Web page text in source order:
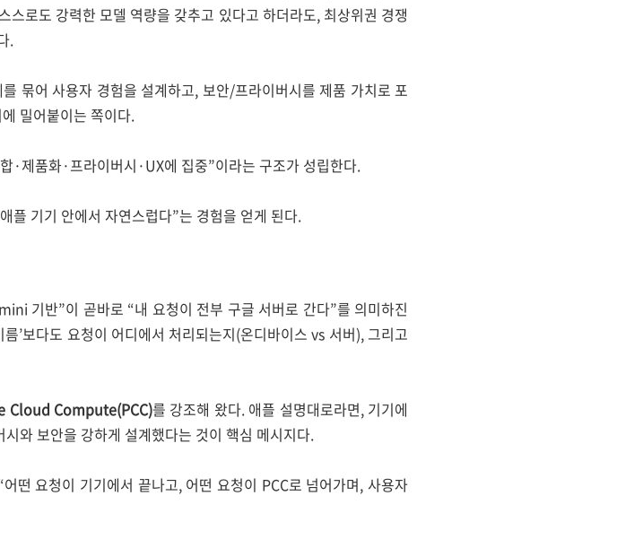
로도 강력한 모델 역량을 갖추고 있다고 하더라도, 최상위권 경쟁
.
묶어 사용자 경험을 설계하고, 보안/프라이버시를 제품 가치로 포
밀어붙이는 쪽이다.
·제품화·프라이버시·UX에 집중”이라는 구조가 성립한다.
플 기기 안에서 자연스럽다”는 경험을 얻게 된다.
기반”이 곧바로 “내 요청이 전부 구글 서버로 간다”를 의미하진
’보다도 요청이 어디에서 처리되는지(온디바이스 vs 서버), 그리고
Cloud Compute(PCC)를 강조해 왔다. 애플 설명대로라면, 기기에
와 보안을 강하게 설계했다는 것이 핵심 메시지다.
떤 요청이 기기에서 끝나고, 어떤 요청이 PCC로 넘어가며, 사용자